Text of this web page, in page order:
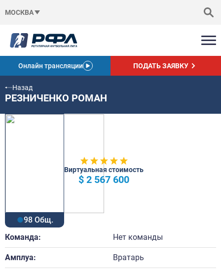
МОСКВА
Онлайн трансляции ПОДАТЬ ЗАЯВКУ
Назад
РЕЗНИЧЕНКО РОМАН
98 Общ.
Виртуальная стоимость
$ 2 567 600
Команда: Нет команды
Амплуа: Вратарь